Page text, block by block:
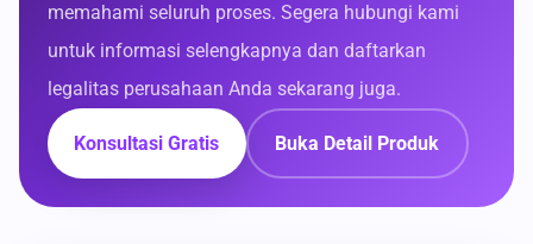
memahami seluruh proses. Segera hubungi kami
untuk informasi selengkapnya dan daftarkan
legalitas perusahaan Anda sekarang juga.
Konsultasi Gratis Buka Detail Produk